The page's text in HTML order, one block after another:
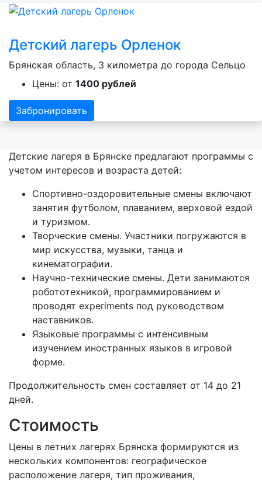
Детский лагерь Орленок
Брянская область, 3 километра до города Сельцо
Цены: от 1400 рублей
Забронировать
Детские лагеря в Брянске предлагают программы с
учетом интересов и возраста детей:
Спортивно-оздоровительные смены включают
занятия футболом, плаванием, верховой ездой
и туризмом.
Творческие смены. Участники погружаются в
мир искусства, музыки, танца и
кинематографии.
Научно-технические смены. Дети занимаются
робототехникой, программированием и
проводят experiments под руководством
наставников.
Языковые программы с интенсивным
изучением иностранных языков в игровой
форме.
Продолжительность смен составляет от 14 до 21
дней.
Стоимость
Цены в летних лагерях Брянска формируются из
нескольких компонентов: географическое
расположение лагеря, тип проживания,